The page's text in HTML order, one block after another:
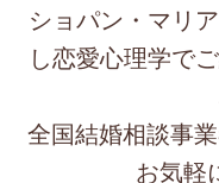
ショパン・マリ
し恋愛心理学で
全国結婚相談事
お気軽